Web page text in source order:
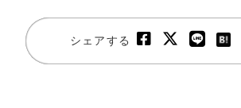
シェアする